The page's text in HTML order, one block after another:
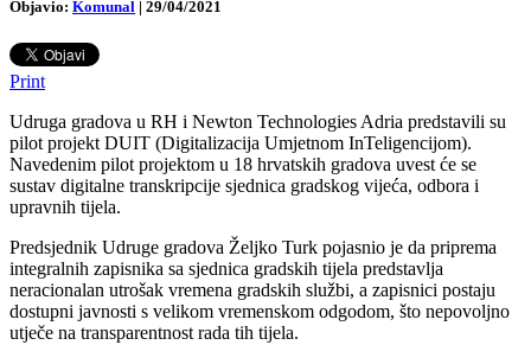
Objavio: Komunal | 29/04/2021
Print
Udruga gradova u RH i Newton Technologies Adria predstavili su
pilot projekt DUIT (Digitalizacija Umjetnom InTeligencijom).
Navedenim pilot projektom u 18 hrvatskih gradova uvest će se
sustav digitalne transkripcije sjednica gradskog vijeća, odbora i
upravnih tijela.
Predsjednik Udruge gradova Željko Turk pojasnio je da priprema
integralnih zapisnika sa sjednica gradskih tijela predstavlja
neracionalan utrošak vremena gradskih službi, a zapisnici postaju
dostupni javnosti s velikom vremenskom odgodom, što nepovoljno
utječe na transparentnost rada tih tijela.